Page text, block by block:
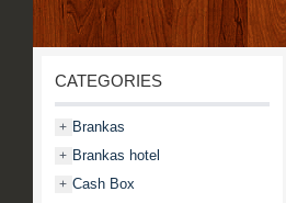
CATEGORIES
+ Brankas
+ Brankas hotel
+ Cash Box